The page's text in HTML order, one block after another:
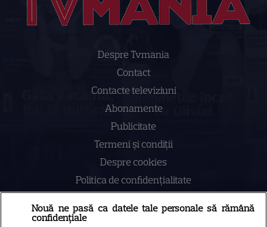
Despre Tvmania
Contact
Contacte televiziuni
Abonamente
Publicitate
Termeni și condiții
Despre cookies
Politica de confidenţialitate
Nouă ne pasă ca datele tale personale să rămână
confidențiale